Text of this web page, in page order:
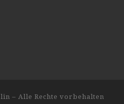
– Alle Rechte vorbehalten